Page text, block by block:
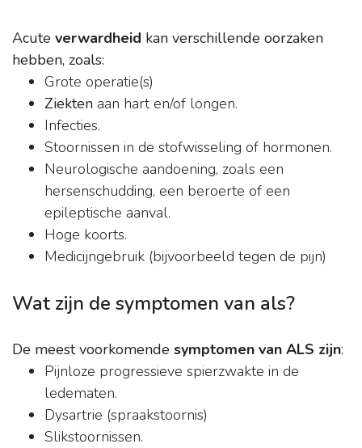
Acute verwardheid kan verschillende oorzaken
hebben, zoals:
Grote operatie(s)
Ziekten aan hart en/of longen.
Infecties.
Stoornissen in de stofwisseling of hormonen.
Neurologische aandoening, zoals een
hersenschudding, een beroerte of een
epileptische aanval.
Hoge koorts.
Medicijngebruik (bijvoorbeeld tegen de pijn)
Wat zijn de symptomen van als?
De meest voorkomende symptomen van ALS zijn:
Pijnloze progressieve spierzwakte in de
ledematen.
Dysartrie (spraakstoornis)
Slikstoornissen.